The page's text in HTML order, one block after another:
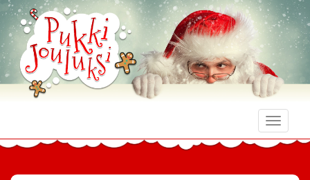
Toggle